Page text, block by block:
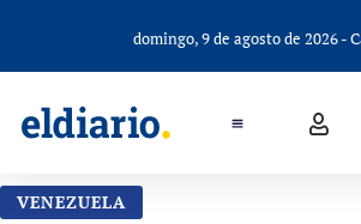
domingo, 9 de agosto de 2026 -
VENEZUELA